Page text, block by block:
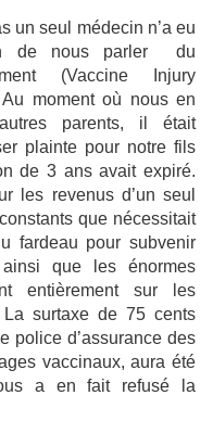
un seul médecin n’a eu
de nous parler du
(Vaccine Injury
moment où nous en
parents, il était
plainte pour notre fils
de 3 ans avait expiré.
les revenus d’un seul
que nécessitait
fardeau pour subvenir
que les énormes
entièrement sur les
La surtaxe de 75 cents
police d’assurance des
vaccinaux, aura été
a en fait refusé la